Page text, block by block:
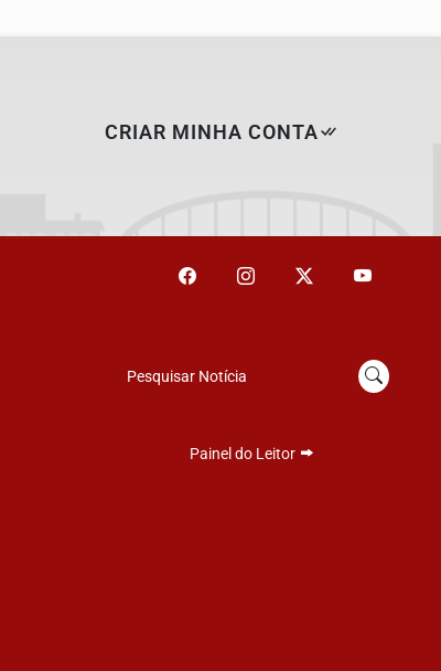
CRIAR MINHA CONTA
Pesquisar Notícia
Painel do Leitor